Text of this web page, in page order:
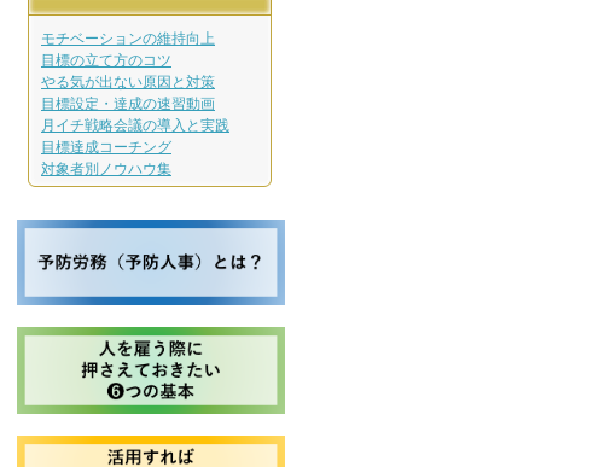
モチベーションの維持向上
目標の立て方のコツ
やる気が出ない原因と対策
目標設定・達成の速習動画
月イチ戦略会議の導入と実践
目標達成コーチング
対象者別ノウハウ集